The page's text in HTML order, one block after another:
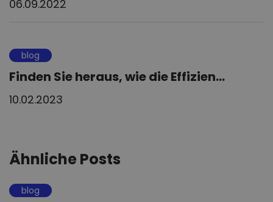
06.09.2022
blog
Finden Sie heraus, wie die Effizien...
10.02.2023
Ähnliche Posts
blog